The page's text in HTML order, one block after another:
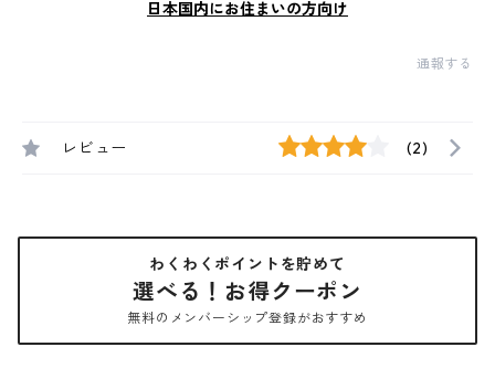
日本国内にお住まいの方向け
通報する
レビュー (2)
わくわくポイントを貯めて
選べる！お得クーポン
無料のメンバーシップ登録がおすすめ